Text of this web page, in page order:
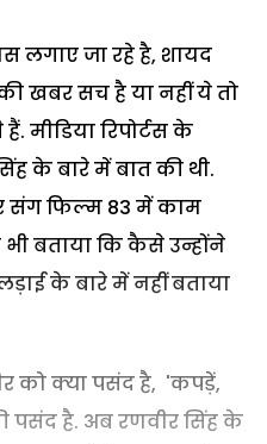
लगाए जा रहे है, शायद
की खबर सच है या नहीं ये तो
मीडिया रिपोर्टस के
के बारे में बात की थी.
संग फिल्म 83 में काम
बताया कि कैसे उन्होंने
के बारे में नहीं बताया
को क्या पसंद है, 'कपड़ें,
पसंद है. अब रणवीर सिंह के